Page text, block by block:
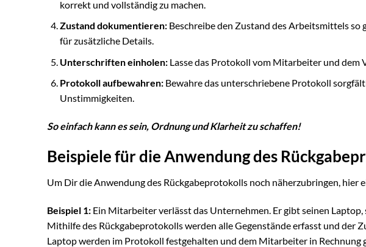
korrekt und vollständig zu machen.
Zustand dokumentieren:Beschreibe den Zustand des Arbeitsmittels so
für zusätzliche Details.
Unterschriften einholen:Lasse das Protokoll vom Mitarbeiter und dem
Protokoll aufbewahren:Bewahre das unterschriebene Protokoll
Unstimmigkeiten.
So einfach kann es sein, Ordnung und Klarheit zu schaffen!
Beispiele für die Anwendung des
Um Dir die Anwendung des Rückgabeprotokolls noch näherzubringen, hier
Beispiel 1: Ein Mitarbeiter verlässt das Unternehmen. Er gibt seinen
Mithilfe des Rückgabeprotokolls werden alle Gegenstände erfasst und der
Laptop werden im Protokoll festgehalten und dem Mitarbeiter in Rechnung